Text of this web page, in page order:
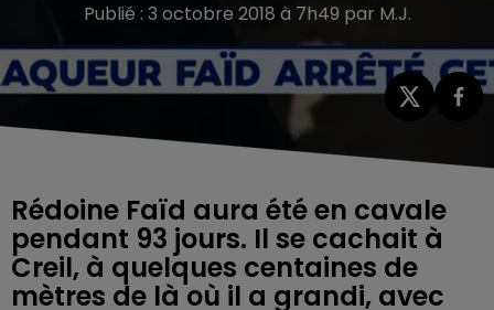
Publié : 3 octobre 2018 à 7h49 par M.J.
Rédoine Faïd aura été en cavale
pendant 93 jours. Il se cachait à
Creil, à quelques centaines de
mètres de là où il a grandi, avec